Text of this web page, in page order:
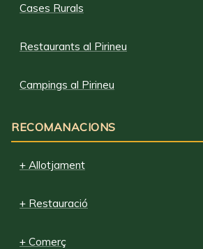
Cases Rurals
Restaurants al Pirineu
Campings al Pirineu
RECOMANACIONS
+ Allotjament
+ Restauració
+ Comerç